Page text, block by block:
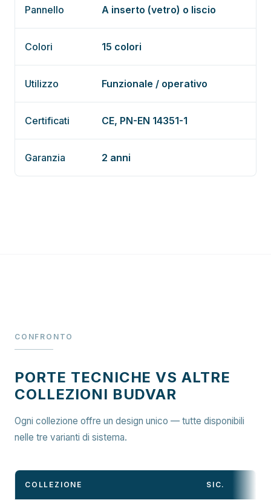
Pannello A inserto (vetro) o liscio
Colori 15 colori
Utilizzo Funzionale / operativo
Certificati CE, PN-EN 14351-1
Garanzia 2 anni
CONFRONTO
PORTE TECNICHE VS ALTRE
COLLEZIONI BUDVAR
Ogni collezione offre un design unico — tutte disponibili
nelle tre varianti di sistema.
COLLEZIONE SIC.